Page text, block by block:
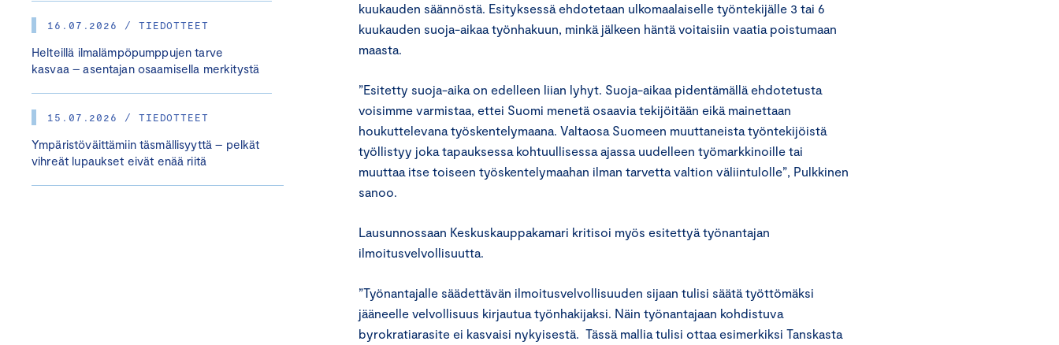
16.07.2026 / TIEDOTTEET
Helteillä ilmalämpöpumppujen tarve
kasvaa – asentajan osaamisella merkitystä
15.07.2026 / TIEDOTTEET
Ympäristöväittämiin täsmällisyyttä – pelkät
vihreät lupaukset eivät enää riitä
kuukauden säännöstä. Esityksessä ehdotetaan ulkomaalaiselle työntekijälle 3 tai 6
kuukauden suoja-aikaa työnhakuun, minkä jälkeen häntä voitaisiin vaatia poistumaan
maasta.
”Esitetty suoja-aika on edelleen liian lyhyt. Suoja-aikaa pidentämällä ehdotetusta
voisimme varmistaa, ettei Suomi menetä osaavia tekijöitään eikä mainettaan
houkuttelevana työskentelymaana. Valtaosa Suomeen muuttaneista työntekijöistä
työllistyy joka tapauksessa kohtuullisessa ajassa uudelleen työmarkkinoille tai
muuttaa itse toiseen työskentelymaahan ilman tarvetta valtion väliintulolle”, Pulkkinen
sanoo.
Lausunnossaan Keskuskauppakamari kritisoi myös esitettyä työnantajan
ilmoitusvelvollisuutta.
”Työnantajalle säädettävän ilmoitusvelvollisuuden sijaan tulisi säätä työttömäksi
jääneelle velvollisuus kirjautua työnhakijaksi. Näin työnantajaan kohdistuva
byrokratiarasite ei kasvaisi nykyisestä. Tässä mallia tulisi ottaa esimerkiksi Tanskasta